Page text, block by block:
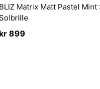
BLIZ Matrix Matt Pastel Mint
Solbrille
kr899